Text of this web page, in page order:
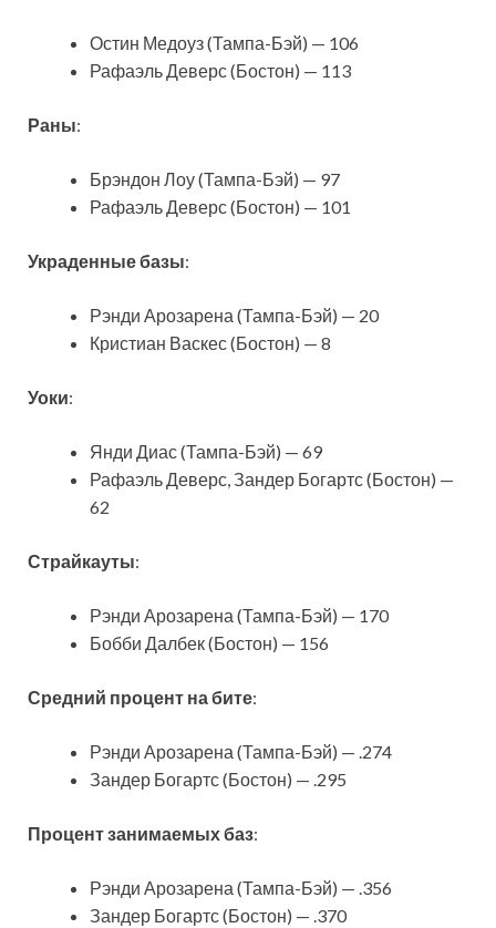
Остин Медоуз (Тампа-Бэй) — 106
Рафаэль Деверс (Бостон) — 113
Раны:
Брэндон Лоу (Тампа-Бэй) — 97
Рафаэль Деверс (Бостон) — 101
Украденные базы:
Рэнди Арозарена (Тампа-Бэй) — 20
Кристиан Васкес (Бостон) — 8
Уоки:
Янди Диас (Тампа-Бэй) — 69
Рафаэль Деверс, Зандер Богартс (Бостон) —
62
Страйкауты:
Рэнди Арозарена (Тампа-Бэй) — 170
Бобби Далбек (Бостон) — 156
Средний процент на бите:
Рэнди Арозарена (Тампа-Бэй) — .274
Зандер Богартс (Бостон) — .295
Процент занимаемых баз:
Рэнди Арозарена (Тампа-Бэй) — .356
Зандер Богартс (Бостон) — .370